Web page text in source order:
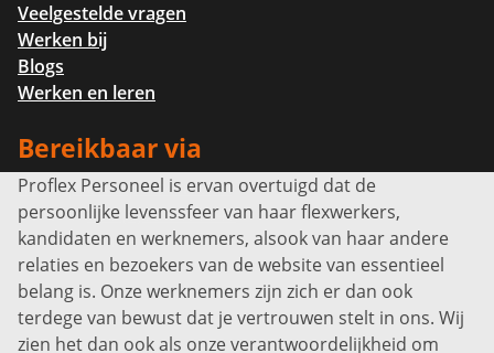
Veelgestelde vragen
Werken bij
Blogs
Werken en leren
Bereikbaar via
Info@proflexpersoneel.nl
Bel ons:+31 (0)85 0450040
Prins Willem-Alexanderlaan 301
7311 SW Apeldoorn
Disclaimer
Proflex Personeel is ervan overtuigd dat de
persoonlijke levenssfeer van haar flexwerkers,
kandidaten en werknemers, alsook van haar andere
relaties en bezoekers van de website van essentieel
belang is. Onze werknemers zijn zich er dan ook
terdege van bewust dat je vertrouwen stelt in ons. Wij
zien het dan ook als onze verantwoordelijkheid om